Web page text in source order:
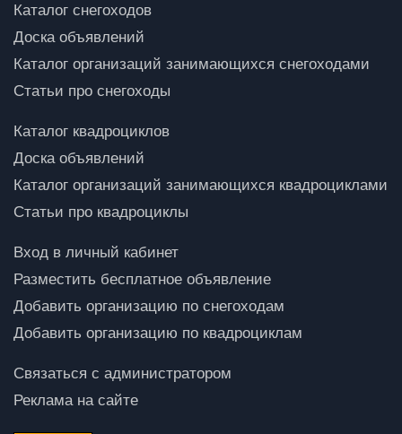
Каталог снегоходов
Доска объявлений
Каталог организаций занимающихся снегоходами
Статьи про снегоходы
Каталог квадроциклов
Доска объявлений
Каталог организаций занимающихся квадроциклами
Статьи про квадроциклы
Вход в личный кабинет
Разместить бесплатное объявление
Добавить организацию по снегоходам
Добавить организацию по квадроциклам
Связаться с администратором
Реклама на сайте